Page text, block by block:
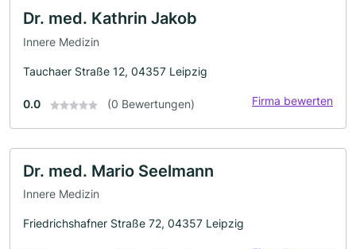
Dr. med. Kathrin Jakob
Innere Medizin
Tauchaer Straße 12, 04357 Leipzig
0.0 (0 Bewertungen) Firma bewerten
Dr. med. Mario Seelmann
Innere Medizin
Friedrichshafner Straße 72, 04357 Leipzig